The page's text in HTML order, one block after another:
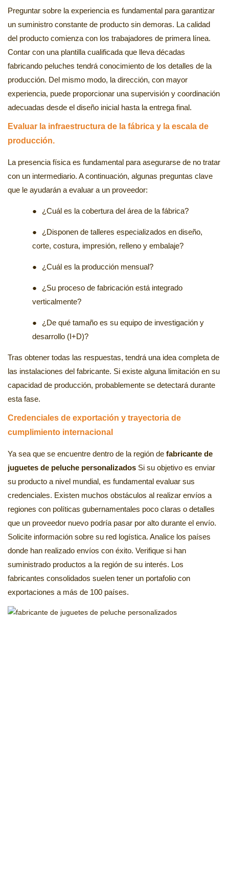
Preguntar sobre la experiencia es fundamental para garantizar
un suministro constante de producto sin demoras. La calidad
del producto comienza con los trabajadores de primera línea.
Contar con una plantilla cualificada que lleva décadas
fabricando peluches tendrá conocimiento de los detalles de la
producción. Del mismo modo, la dirección, con mayor
experiencia, puede proporcionar una supervisión y coordinación
adecuadas desde el diseño inicial hasta la entrega final.
Evaluar la infraestructura de la fábrica y la escala de
producción.
La presencia física es fundamental para asegurarse de no tratar
con un intermediario. A continuación, algunas preguntas clave
que le ayudarán a evaluar a un proveedor:
● ¿Cuál es la cobertura del área de la fábrica?
●
¿Disponen de talleres especializados en diseño,
corte, costura, impresión, relleno y embalaje?
● ¿Cuál es la producción mensual?
●
¿Su proceso de fabricación está integrado
verticalmente?
●
¿De qué tamaño es su equipo de investigación y
desarrollo (I+D)?
Tras obtener todas las respuestas, tendrá una idea completa de
las instalaciones del fabricante. Si existe alguna limitación en su
capacidad de producción, probablemente se detectará durante
esta fase.
Credenciales de exportación y trayectoria de
cumplimiento internacional
Ya sea que se encuentre dentro de la región de fabricante de
juguetes de peluche personalizados Si su objetivo es enviar
su producto a nivel mundial, es fundamental evaluar sus
credenciales. Existen muchos obstáculos al realizar envíos a
regiones con políticas gubernamentales poco claras o detalles
que un proveedor nuevo podría pasar por alto durante el envío.
Solicite información sobre su red logística. Analice los países
donde han realizado envíos con éxito. Verifique si han
suministrado productos a la región de su interés. Los
fabricantes consolidados suelen tener un portafolio con
exportaciones a más de 100 países.